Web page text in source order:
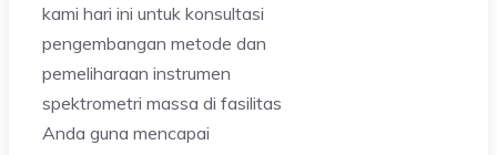
kami hari ini untuk konsultasi
pengembangan metode dan
pemeliharaan instrumen
spektrometri massa di fasilitas
Anda guna mencapai